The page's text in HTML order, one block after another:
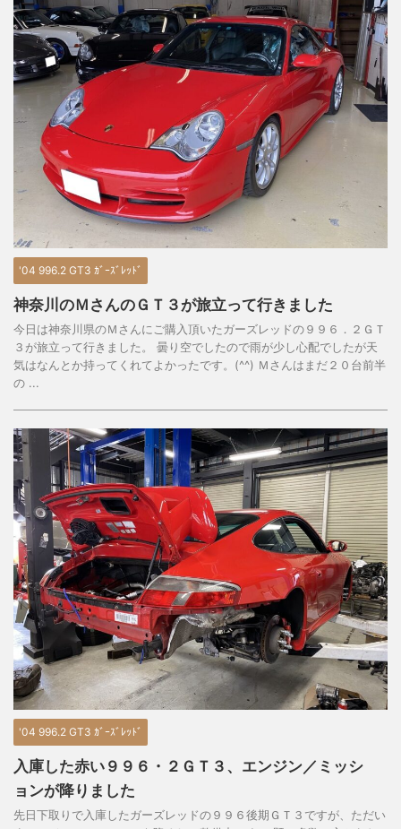
'04 996.2 GT3 ｶﾞｰｽﾞﾚｯﾄﾞ
神奈川のＭさんのＧＴ３が旅立って行きました
今日は神奈川県のＭさんにご購入頂いたガーズレッドの９９６．２ＧＴ
３が旅立って行きました。 曇り空でしたので雨が少し心配でしたが天
気はなんとか持ってくれてよかったです。(^^) Ｍさんはまだ２０台前半
の ...
'04 996.2 GT3 ｶﾞｰｽﾞﾚｯﾄﾞ
入庫した赤い９９６・２ＧＴ３、エンジン／ミッシ
ョンが降りました
先日下取りで入庫したガーズレッドの９９６後期ＧＴ３ですが、ただい